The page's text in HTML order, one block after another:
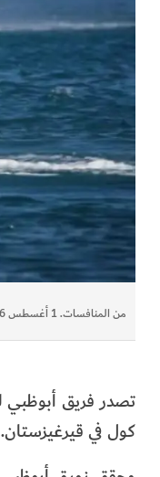
من المنافسات. 1 أغسطس 2026
كول في قيرغيزستان.